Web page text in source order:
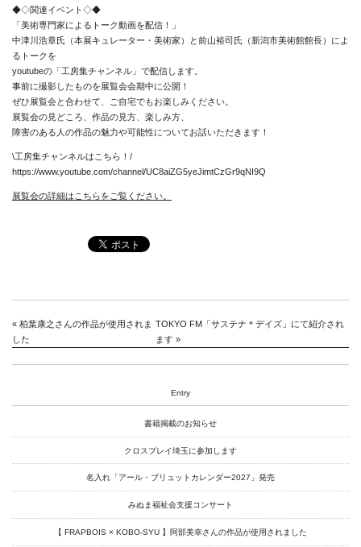
News
About
Artists
Exhibitions
◆◇関連イベント◇◆
「美術専門家によるトーク動画を配信！」
中津川浩章氏（本展キュレーター・美術家）と前山裕司氏（新潟市美術館館長）によ
るトークを
youtubeの「工房集チャンネル」で配信します。
事前に撮影したものを展覧会会期中に公開！
ぜひ展覧会と合わせて、ご自宅でもお楽しみください。
展覧会の見どころ、作品の見方、楽しみ方、
障害のある人の作品の魅力や可能性についてお話いただきます！
\工房集チャンネルはこちら！/
https://www.youtube.com/channel/UC8aiZG5yeJimtCzGr9qNI9Q
展覧会の詳細はこちらをご覧ください。
« 柏葉康之さんの作品が使用されま
した
TOKYO FM「サステナ＊デイズ」にて紹介され
ます»
Entry
書籍掲載のお知らせ
クロスプレイ埼玉に参加します
名入れ「アール・ブリュットカレンダー2027」発売
みぬま福祉会支援コンサート
【 FRAPBOIS × KOBO-SYU 】阿部美幸さんの作品が使用されました